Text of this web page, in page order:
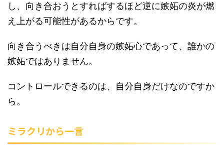
し、向き合おうとすればするほど逆に嫉妬の炎が燃
え上がる可能性があるからです。
向き合うべきは自分自身の嫉妬心であって、誰かの
嫉妬ではありません。
コントロールできるのは、自分自身だけなのですか
ら。
ミラクリから一言